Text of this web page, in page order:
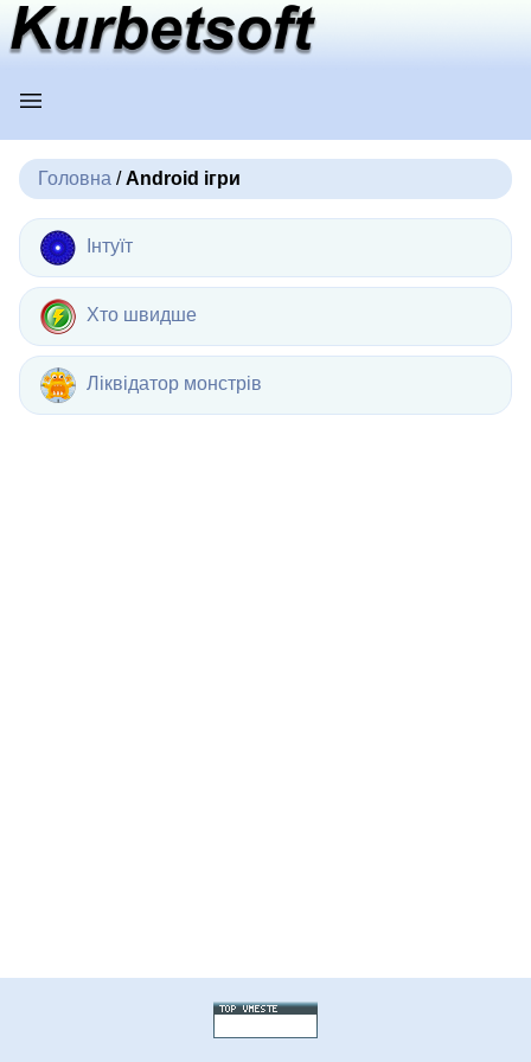
Головна /Android ігри
Інтуїт
Хто швидше
Ліквідатор монстрів